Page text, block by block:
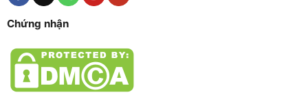
Chứng nhận